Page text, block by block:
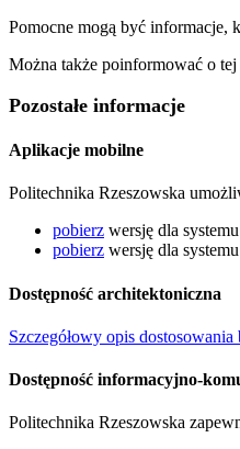
Pomocne mogą być informacje,
Można także poinformować o tej
Pozostałe informacje
Aplikacje mobilne
Politechnika Rzeszowska
pobierz wersję dla
pobierz wersję dla systemu
Dostępność architektoniczna
Szczegółowy opis
Dostępność informacyjno-
Politechnika Rzeszowska